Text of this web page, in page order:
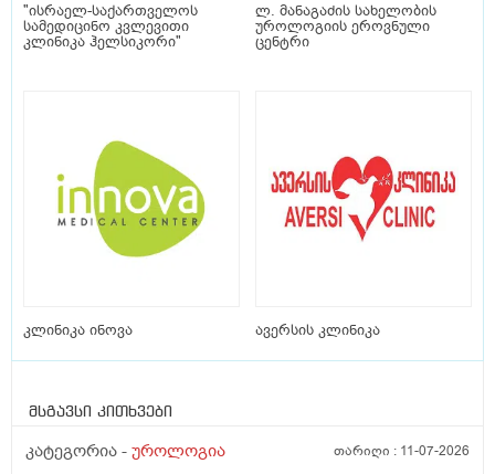
"ისრაელ-საქართველოს
სამედიცინო კვლევითი
კლინიკა ჰელსიკორი"
ლ. მანაგაძის სახელობის
უროლოგიის ეროვნული
ცენტრი
კლინიკა ინოვა ავერსის კლინიკა
მსგავსი კითხვები
კატეგორია - უროლოგია თარიღი : 11-07-2026